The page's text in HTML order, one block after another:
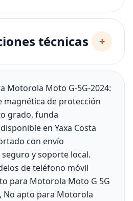
técnicas +
Motorola Moto G-5G-2024:
magnética de protección
grado, funda
en Yaxa Costa
con envío
y soporte local.
de teléfono móvil
para Motorola Moto G 5G
No apto para Motorola